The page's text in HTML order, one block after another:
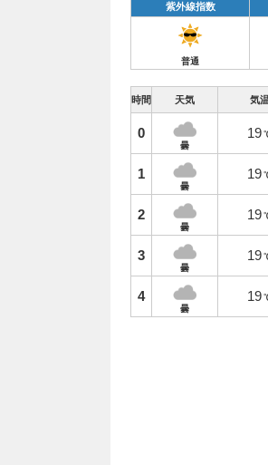
紫外線指数
普通
時間 天気 気
0
曇
19
1
曇
19
2
曇
19
3
曇
19
4
曇
19